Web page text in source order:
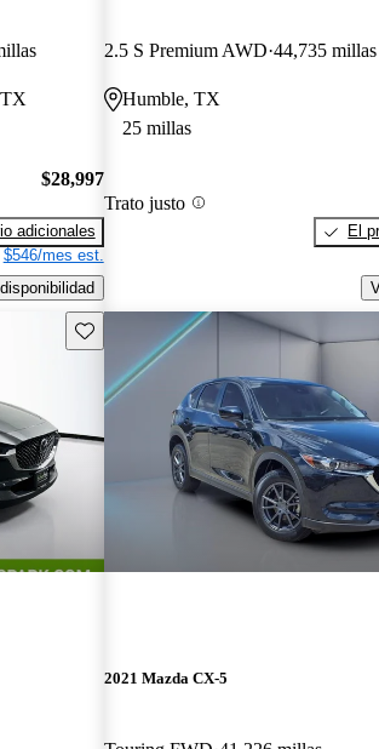
$28,997
adicionales
$546/mes est.
2.5 S Premium AWD 44,735 millas
Humble, TX
25 millas
Trato justo
El
Guarda este Aviso
2021 Mazda CX-5